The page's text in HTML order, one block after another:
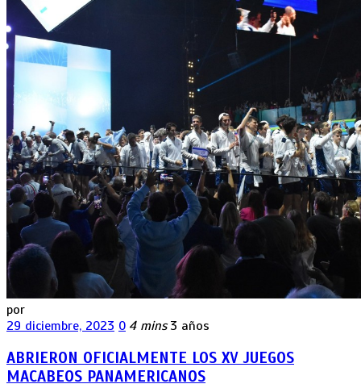
por
29 diciembre, 2023 0 4 mins 3 años
ABRIERON OFICIALMENTE LOS XV JUEGOS
MACABEOS PANAMERICANOS